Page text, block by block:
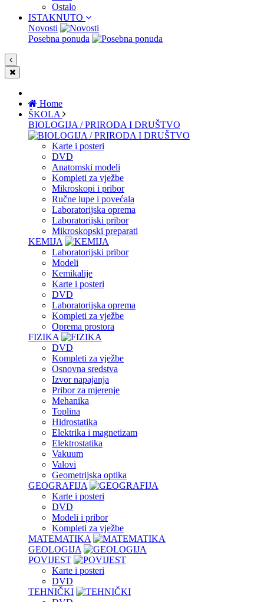
Ostalo
ISTAKNUTO
Novosti
Posebna ponuda
Home
ŠKOLA
BIOLOGIJA / PRIRODA I DRUŠTVO
Karte i posteri
DVD
Anatomski modeli
Kompleti za vježbe
Mikroskopi i pribor
Ručne lupe i povećala
Laboratorijska oprema
Laboratorijski pribor
Mikroskopski preparati
KEMIJA
Laboratorijski pribor
Modeli
Kemikalije
Karte i posteri
DVD
Laboratorijska oprema
Kompleti za vježbe
Oprema prostora
FIZIKA
DVD
Kompleti za vježbe
Osnovna sredstva
Izvor napajanja
Pribor za mjerenje
Mehanika
Toplina
Hidrostatika
Elektrika i magnetizam
Elektrostatika
Vakuum
Valovi
Geometrijska optika
GEOGRAFIJA
Karte i posteri
DVD
Modeli i pribor
Kompleti za vježbe
MATEMATIKA
GEOLOGIJA
POVIJEST
Karte i posteri
DVD
TEHNIČKI